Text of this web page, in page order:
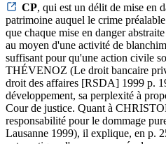
CP, qui est un délit de mise en
patrimoine auquel le crime
que chaque mise en danger
au moyen d'une activité de
suffisant pour qu'une action civile
THÉVENOZ (Le droit bancaire
droit des affaires [RSDA] 1999 p.
développement, sa perplexité à
Cour de justice. Quant à
responsabilité pour le dommage
Lausanne 1999), il explique, en p.